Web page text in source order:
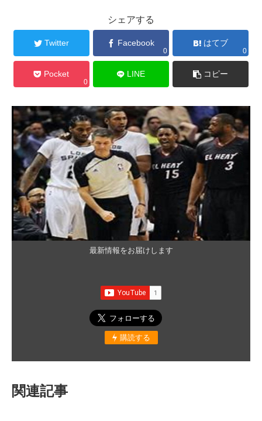
シェアする
Twitter Facebook
0
はてブ
0
Pocket
0
LINE コピー
最新情報をお届けします
購読する
関連記事